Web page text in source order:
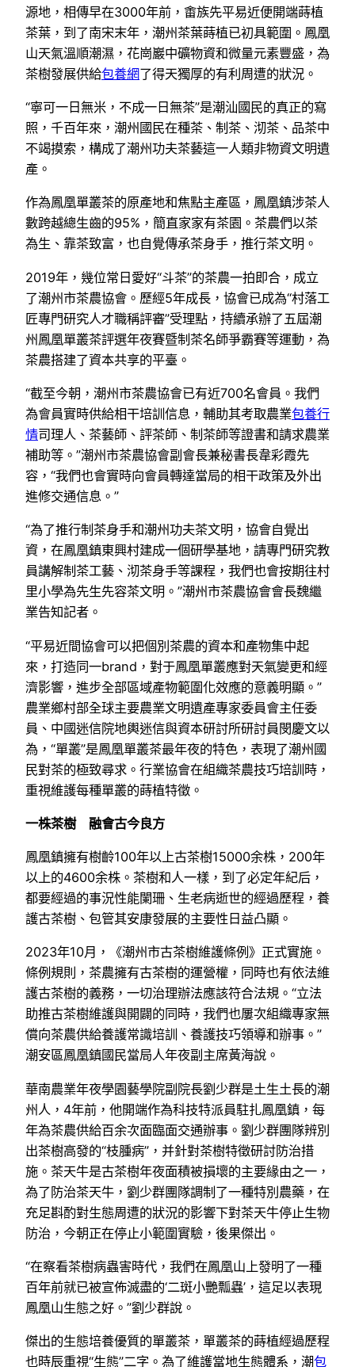
源地，相傳早在3000年前，畬族先平易近便開端蒔植
茶葉，到了南宋末年，潮州茶葉蒔植已初具範圍。鳳凰
山天氣溫順潮濕，花崗巖中礦物資和微量元素豐盛，為
茶樹發展供給包養網了得天獨厚的有利周遭的狀況。
“寧可一日無米，不成一日無茶”是潮汕國民的真正的寫
照，千百年來，潮州國民在種茶、制茶、沏茶、品茶中
不竭摸索，構成了潮州功夫茶藝這一人類非物資文明遺
產。
作為鳳凰單叢茶的原產地和焦點主產區，鳳凰鎮涉茶人
數跨越總生齒的95%，簡直家家有茶園。茶農們以茶
為生、靠茶致富，也自覺傳承茶身手，推行茶文明。
2019年，幾位常日愛好“斗茶”的茶農一拍即合，成立
了潮州市茶農協會。歷經5年成長，協會已成為“村落工
匠專門研究人才職稱評審”受理點，持續承辦了五屆潮
州鳳凰單叢茶評選年夜賽暨制茶名師爭霸賽等運動，為
茶農搭建了資本共享的平臺。
“截至今朝，潮州市茶農協會已有近700名會員。我們
為會員實時供給相干培訓信息，輔助其考取農業包養行
情司理人、茶藝師、評茶師、制茶師等證書和請求農業
補助等。”潮州市茶農協會副會長兼秘書長韋彩霞先
容，“我們也會實時向會員轉達當局的相干政策及外出
進修交通信息。”
“為了推行制茶身手和潮州功夫茶文明，協會自覺出
資，在鳳凰鎮東興村建成一個研學基地，請專門研究教
員講解制茶工藝、沏茶身手等課程，我們也會按期往村
里小學為先生先容茶文明。”潮州市茶農協會會長魏繼
業告知記者。
“平易近間協會可以把個別茶農的資本和產物集中起
來，打造同一brand，對于鳳凰單叢應對天氣變更和經
濟影響，進步全部區域產物範圍化效應的意義明顯。”
農業鄉村部全球主要農業文明遺產專家委員會主任委
員、中國迷信院地輿迷信與資本研討所研討員閔慶文以
為，“單叢”是鳳凰單叢茶最年夜的特色，表現了潮州國
民對茶的極致尋求。行業協會在組織茶農技巧培訓時，
重視維護每種單叢的蒔植特徵。
一株茶樹 融會古今良方
鳳凰鎮擁有樹齡100年以上古茶樹15000余株，200年
以上的4600余株。茶樹和人一樣，到了必定年紀后，
都要經過的事況性能闌珊、生老病逝世的經過歷程，養
護古茶樹、包管其安康發展的主要性日益凸顯。
2023年10月，《潮州市古茶樹維護條例》正式實施。
條例規則，茶農擁有古茶樹的運營權，同時也有依法維
護古茶樹的義務，一切治理辦法應該符合法規。“立法
助推古茶樹維護與開闢的同時，我們也屢次組織專家無
償向茶農供給養護常識培訓、養護技巧領導和辦事。”
潮安區鳳凰鎮國民當局人年夜副主席黃海說。
華南農業年夜學園藝學院副院長劉少群是土生土長的潮
州人，4年前，他開端作為科技特派員駐扎鳳凰鎮，每
年為茶農供給百余次面臨面交通辦事。劉少群團隊辨別
出茶樹高發的“枝腫病”，并針對茶樹特徵研討防治措
施。茶天牛是古茶樹年夜面積被損壞的主要緣由之一，
為了防治茶天牛，劉少群團隊調制了一種特別農藥，在
充足斟酌對生態周遭的狀況的影響下對茶天牛停止生物
防治，今朝正在停止小範圍實驗，後果傑出。
“在察看茶樹病蟲害時代，我們在鳳凰山上發明了一種
百年前就已被宣佈滅盡的‘二斑小艷瓢蟲’，這足以表現
鳳凰山生態之好。”劉少群說。
傑出的生態培養優質的單叢茶，單叢茶的蒔植經過歷程
也時辰重視“生態”二字。為了維護當地生態體系，潮包